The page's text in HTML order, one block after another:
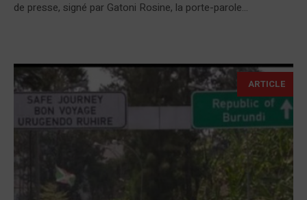
de presse, signé par Gatoni Rosine, la porte-parole...
ARTICLE